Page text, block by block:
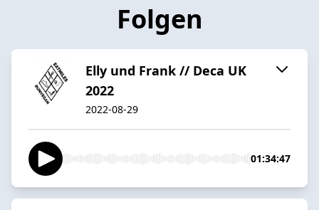
Folgen
Elly und Frank // Deca UK
2022
2022-08-29
01:34:47